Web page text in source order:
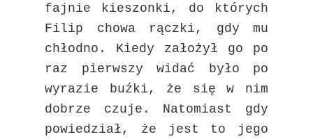
fajnie kieszonki, do których
Filip chowa rączki, gdy mu
chłodno. Kiedy założył go po
raz pierwszy widać było po
wyrazie buźki, że się w nim
dobrze czuje. Natomiast gdy
powiedział, że jest to jego